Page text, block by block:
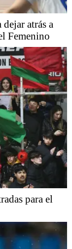
atrás a
Femenino
para el